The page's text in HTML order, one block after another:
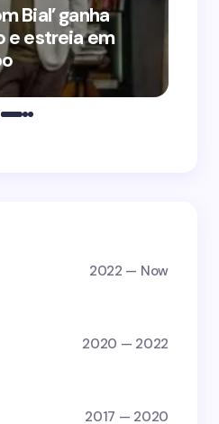
Bial’ ganha
e estreia em
2022 — Now
2020 — 2022
2017 — 2020